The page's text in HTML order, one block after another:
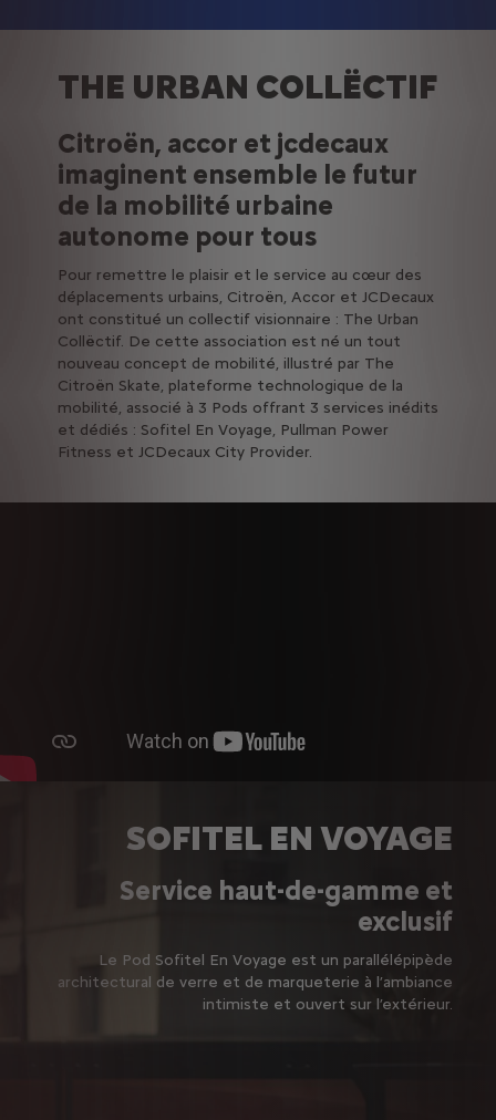
THE URBAN COLLËCTIF
Citroën, accor et jcdecaux
imaginent ensemble le futur
de la mobilité urbaine
autonome pour tous
Pour remettre le plaisir et le service au cœur des
déplacements urbains, Citroën, Accor et JCDecaux
ont constitué un collectif visionnaire : The Urban
Collëctif. De cette association est né un tout
nouveau concept de mobilité, illustré par The
Citroën Skate, plateforme technologique de la
mobilité, associé à 3 Pods offrant 3 services inédits
et dédiés : Sofitel En Voyage, Pullman Power
Fitness et JCDecaux City Provider.
SOFITEL EN VOYAGE
Service haut-de-gamme et
exclusif
Le Pod Sofitel En Voyage est un parallélépipède
architectural de verre et de marqueterie à l’ambiance
intimiste et ouvert sur l’extérieur.